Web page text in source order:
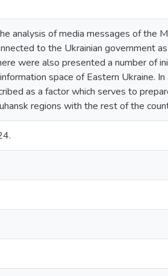
analysis of media messages of the
to the Ukrainian government
were also presented a number of
space of Eastern Ukraine.
as a factor which serves to
regions with the rest of the